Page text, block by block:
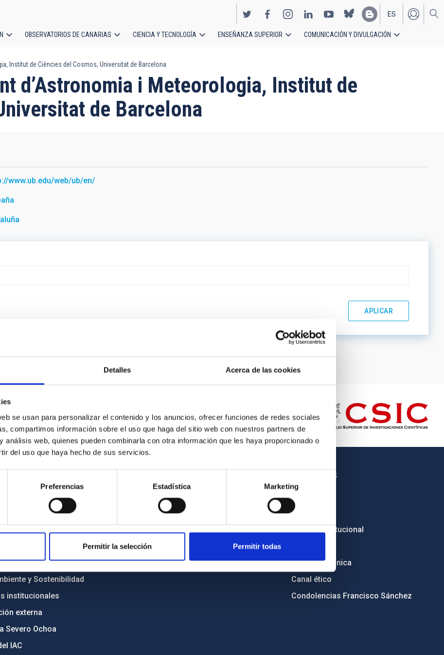
Detalles Acerca de las cookies
se usan para personalizar el contenido y los anuncios, ofrecer funciones de redes sociales
compartimos información sobre el uso que haga del sitio web con nuestros partners de
análisis web, quienes pueden combinarla con otra información que les haya proporcionado o
del uso que haya hecho de sus servicios.
Preferencias Estadística Marketing
Permitir la selección Permitir todas
EN
ES
OBSERVATORIOS DE CANARIAS CIENCIA Y TECNOLOGÍA ENSEÑANZA SUPERIOR COMUNICACIÓN Y DIVULGACIÓN
Institut de Ciències del Cosmos, Universitat de Barcelona
d’Astronomia i Meteorologia, Institut de
de Barcelona
www.ub.edu/web/ub/en/
diversidad de género
y Sostenibilidad
institucionales
externa
Severo Ochoa
IAC
Mapa web
Políticas de privacidad
Política de cookies
Accesibilidad
OTROS ENLACES
Empleo
Licitaciones
Imagen institucional
Sede electrónica
Canal ético
Condolencias Francisco Sánchez